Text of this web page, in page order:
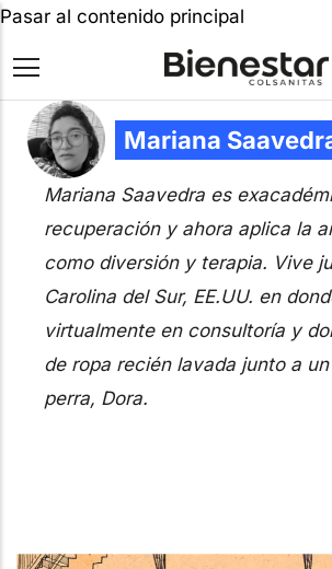
Pasar al contenido principal
Mariana
Mariana Saavedra es
recuperación y ahora aplica la
como diversión y terapia. Vive
Carolina del Sur, EE.UU. en
virtualmente en consultoría y
de ropa recién lavada junto a
perra, Dora.